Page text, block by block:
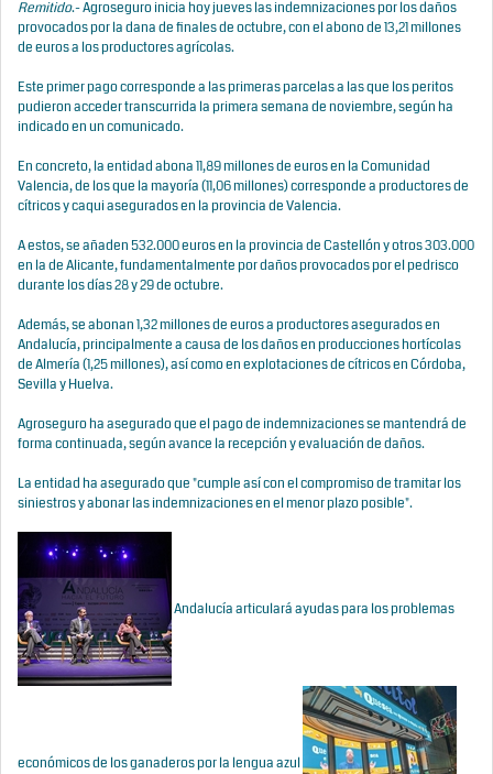
Remitido.- Agroseguro inicia hoy jueves las indemnizaciones por los daños
provocados por la dana de finales de octubre, con el abono de 13,21 millones
de euros a los productores agrícolas.
Este primer pago corresponde a las primeras parcelas a las que los peritos
pudieron acceder transcurrida la primera semana de noviembre, según ha
indicado en un comunicado.
En concreto, la entidad abona 11,89 millones de euros en la Comunidad
Valencia, de los que la mayoría (11,06 millones) corresponde a productores de
cítricos y caqui asegurados en la provincia de Valencia.
A estos, se añaden 532.000 euros en la provincia de Castellón y otros 303.000
en la de Alicante, fundamentalmente por daños provocados por el pedrisco
durante los días 28 y 29 de octubre.
Además, se abonan 1,32 millones de euros a productores asegurados en
Andalucía, principalmente a causa de los daños en producciones hortícolas
de Almería (1,25 millones), así como en explotaciones de cítricos en Córdoba,
Sevilla y Huelva.
Agroseguro ha asegurado que el pago de indemnizaciones se mantendrá de
forma continuada, según avance la recepción y evaluación de daños.
La entidad ha asegurado que "cumple así con el compromiso de tramitar los
siniestros y abonar las indemnizaciones en el menor plazo posible".
Andalucía articulará ayudas para los problemas
económicos de los ganaderos por la lengua azul